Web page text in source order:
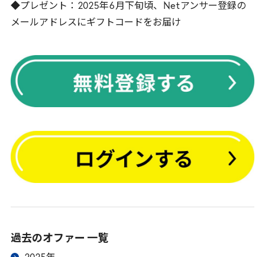
◆プレゼント： 2025年6月下旬頃、 Net アンサー登録の
メールアドレスにギフトコードをお届け
過去のオファー 一覧